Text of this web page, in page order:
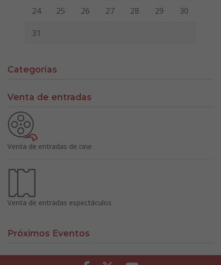
24 25 26 27 28 29 30
31
Categorías
Venta de entradas
Venta de entradas de cine
Venta de entradas espectáculos
Próximos Eventos